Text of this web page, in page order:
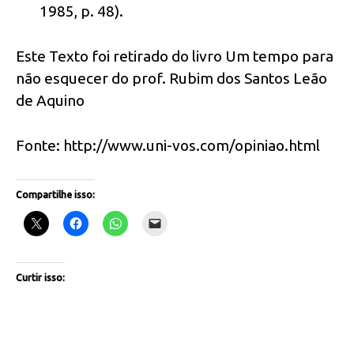
1985, p. 48).
Este Texto foi retirado do livro Um tempo para
não esquecer do prof. Rubim dos Santos Leão
de Aquino
Fonte: http://www.uni-vos.com/opiniao.html
Compartilhe isso:
Curtir isso: